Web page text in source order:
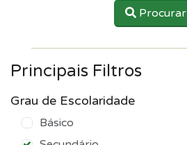
Procurar
Principais Filtros
Grau de Escolaridade
Básico